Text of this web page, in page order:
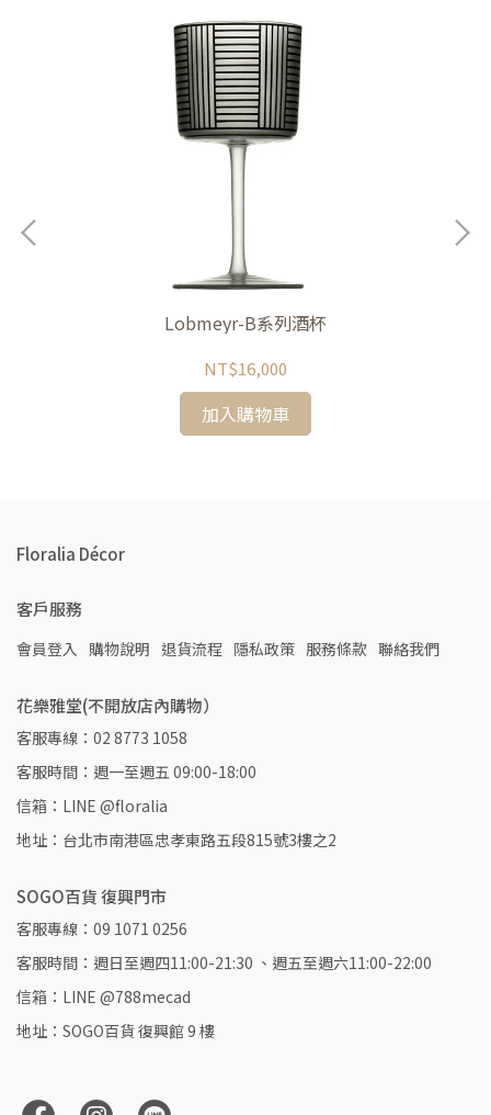
Lobmeyr-B系列酒杯
NT$16,000
加入購物車
Floralia Décor
客戶服務
會員登入 購物說明 退貨流程 隱私政策 服務條款 聯絡我們
花樂雅堂(不開放店內購物）
客服專線：02 8773 1058
客服時間：週一至週五 09:00-18:00
信箱：LINE @floralia
地址：台北市南港區忠孝東路五段815號3樓之2
SOGO百貨 復興門市
客服專線：09 1071 0256
客服時間：週日至週四11:00-21:30 、週五至週六11:00-22:00
信箱：LINE @788mecad
地址：SOGO百貨 復興館 9 樓